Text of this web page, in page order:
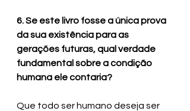
6. Se este livro fosse a única prova
da sua existência para as
gerações futuras, qual verdade
fundamental sobre a condição
humana ele contaria?
Que todo ser humano deseja ser